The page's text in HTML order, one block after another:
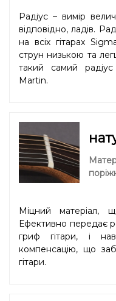
Радіус – вимір
відповідно, ладів.
на всіх гітарах
струн низькою та
такий самий радіус
Martin.
Міцний матеріал,
Ефективно передає
гриф гітари, і
компенсацію, що
гітари.